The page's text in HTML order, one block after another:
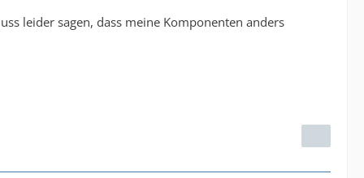
leider sagen, dass meine Komponenten anders